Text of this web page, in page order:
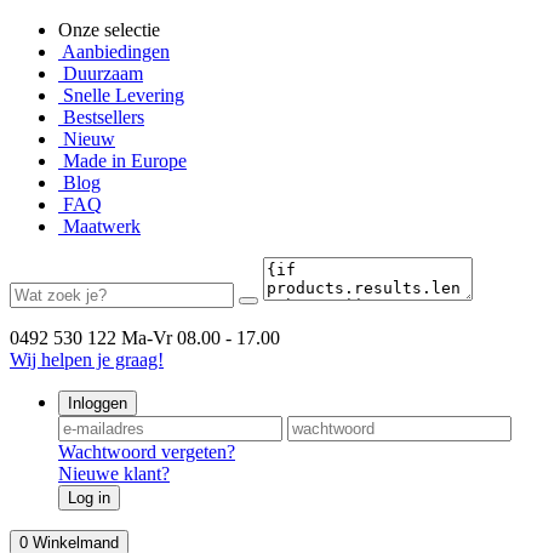
Onze selectie
Aanbiedingen
Duurzaam
Snelle Levering
Bestsellers
Nieuw
Made in Europe
Blog
FAQ
Maatwerk
0492 530 122 Ma-Vr 08.00 - 17.00
Wij helpen je graag!
Inloggen
Wachtwoord vergeten?
Nieuwe klant?
Log in
0 Winkelmand